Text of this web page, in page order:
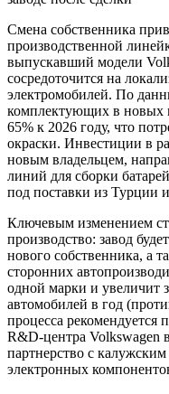
Смена собственника
производственной
выпускавший модели
сосредоточится на
электромобилей. По
комплектующих в новых
65% к 2026 году, что
окраски. Инвестиции в
новым владельцем,
линий для сборки
под поставки из Турции
Ключевым изменением
производство: завод
нового собственника, а
сторонних
одной марки и увеличит
автомобилей в год
процесса
R&D-центра Volkswagen
партнерство с
электронных